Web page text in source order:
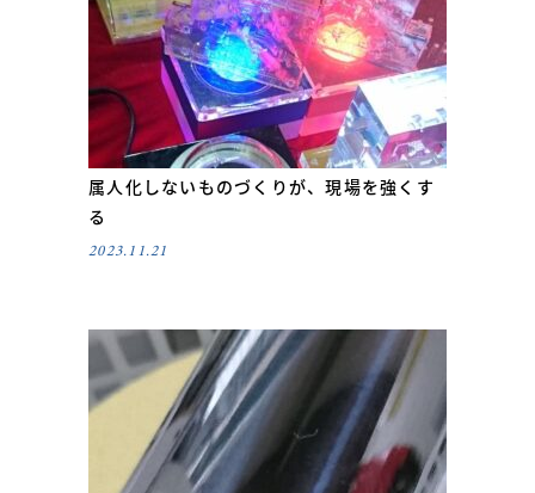
属人化しないものづくりが、現場を強くす
る
2023.11.21